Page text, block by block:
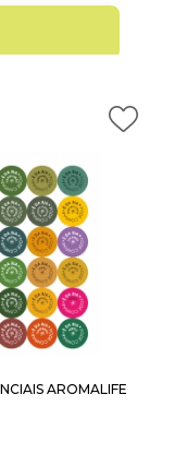
AROMALIFE